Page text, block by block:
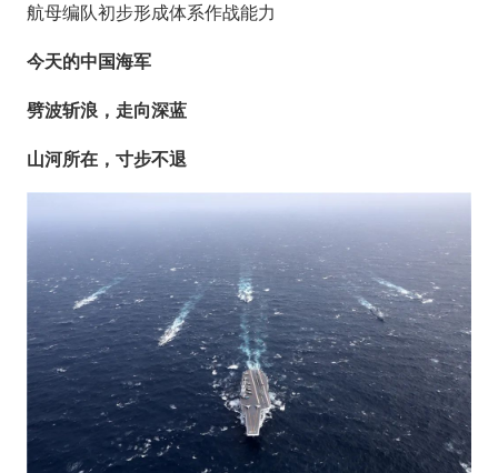
航母编队初步形成体系作战能力
今天的中国海军
劈波斩浪，走向深蓝
山河所在，寸步不退